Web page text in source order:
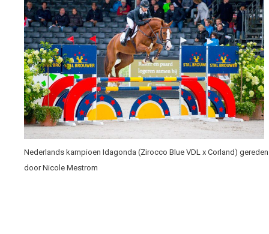
Nederlands kampioen Idagonda (Zirocco Blue VDL x Corland) gereden
door Nicole Mestrom